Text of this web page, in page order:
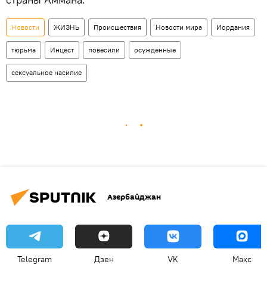
Новости ЖИЗНЬ Происшествия Новости мира Иордания
тюрьма Инцест повесили осужденные
сексуальное насилие
Азербайджан
Telegram Дзен VK Макс